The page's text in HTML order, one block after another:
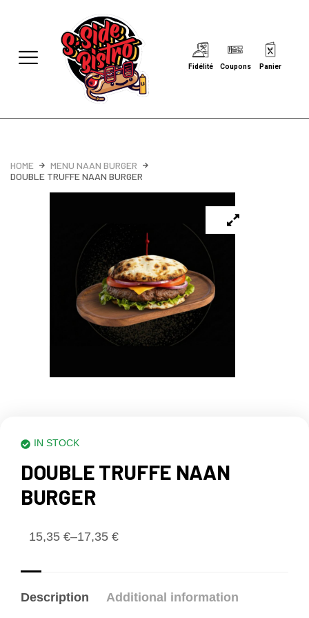
Fidélité Coupons Panier
HOME
MENU NAAN BURGER
DOUBLE TRUFFE NAAN BURGER
IN STOCK
DOUBLE TRUFFE NAAN
BURGER
15,35 €–17,35 €
Description Additional information